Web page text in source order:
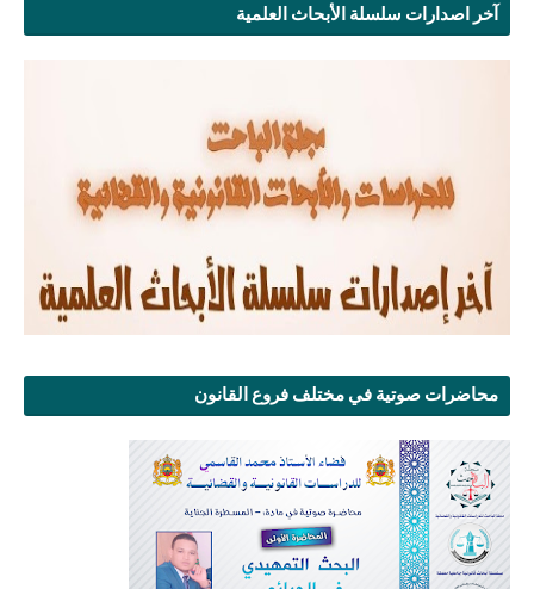
آخر اصدارات سلسلة الأبحاث العلمية
محاضرات صوتية في مختلف فروع القانون